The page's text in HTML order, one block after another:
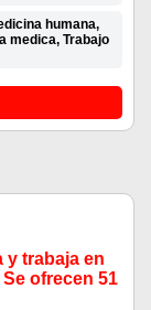
humana,
medica, Trabajo
y trabaja en
Se ofrecen 51